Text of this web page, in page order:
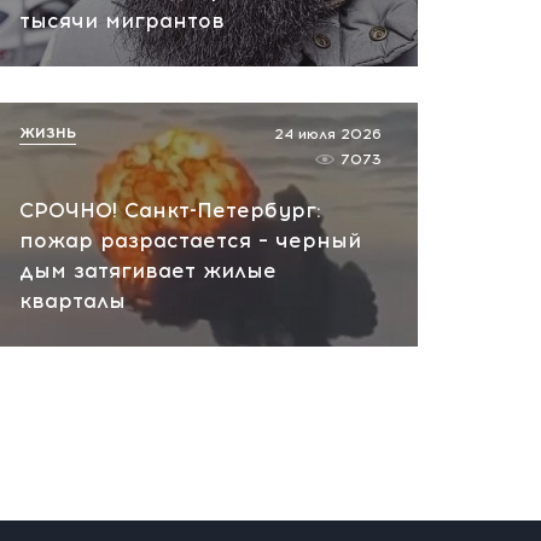
НАТО планирует и
заявление хакеров
вчера, 10:07
тысячи мигрантов
СРОЧНО! Санкт-Петербург:
пожар разрастается – черный
дым затягивает жилые
кварталы
24 июля 2026
7073
ЖИЗНЬ